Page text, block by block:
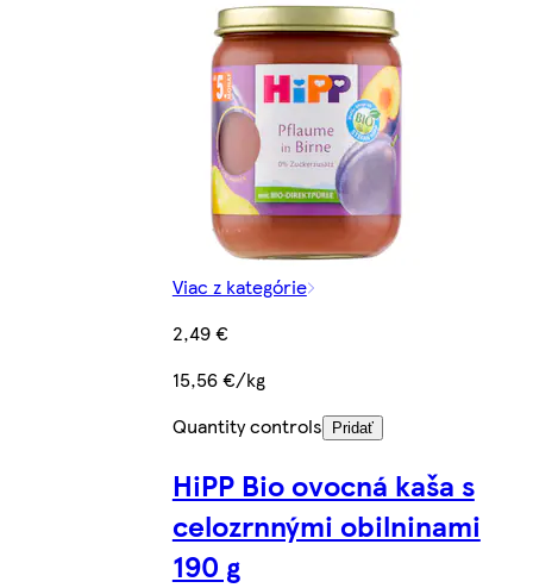
Viac z kategórie
2,49 €
15,56 €/kg
Quantity controls
Pridať
HiPP Bio ovocná kaša s
celozrnnými obilninami
190 g